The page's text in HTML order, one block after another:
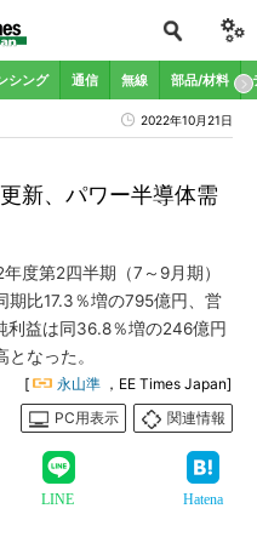
シング 通信 無線 部品/材料
2022年10月21日
新、パワー半導体需
度第2四半期（7～9月期）
期比17.3％増の795億円、営
益は同36.8％増の246億円
なった。
[ 永山準 ，EE Times Japan]
PC用表示
関連情報
LINE Hatena